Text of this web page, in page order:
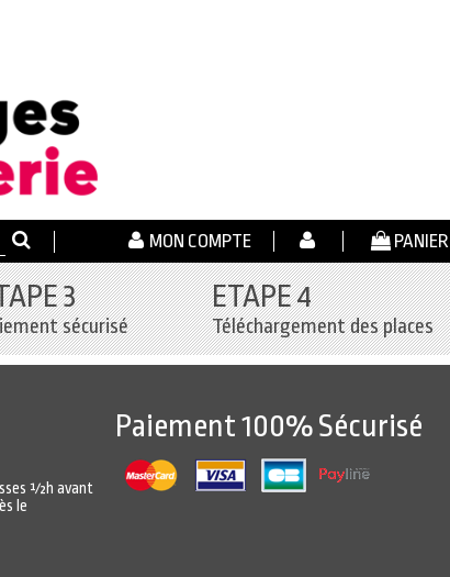
MON COMPTE PANIER
3 ETAPE 4
sécurisé Téléchargement des places
½h avant
le
Paiement 100% Sécurisé